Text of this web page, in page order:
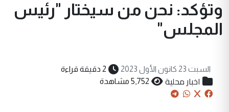
وتؤكد: نحن من سيختار "رئيس
المجلس"
السبت 23 كانون الأول 2023 2 دقيقة قراءة
اخبار محلية 5,752 مشاهدة